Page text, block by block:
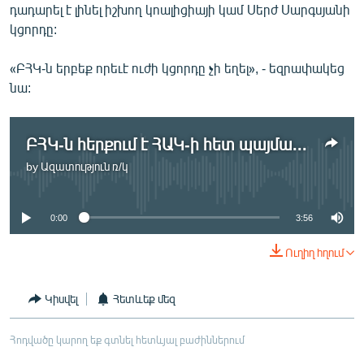
դադարել է լինել իշխող կոալիցիայի կամ Սերժ Սարգսյանի
կցորդը:
«ԲՀԿ-ն երբեք որեւէ ուժի կցորդը չի եղել», - եզրափակեց
նա:
ԲՀԿ-ն հերքում է ՀԱԿ-ի հետ պայմանավորվածությունը
by Ազատություն ռ/կ
No media source currently available
0:00 3:56
Ուղիղ հղում
Կիսվել Հետևեք մեզ
Հոդվածը կարող եք գտնել հետևյալ բաժիններում